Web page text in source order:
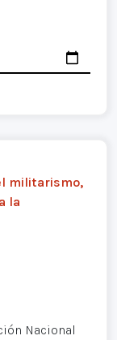
militarismo,
la
Nacional